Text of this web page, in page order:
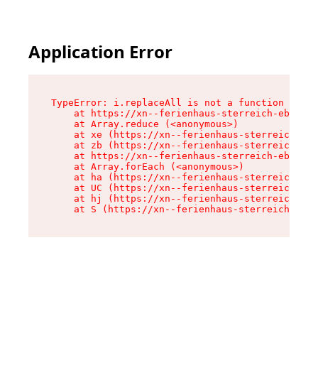
Application Error
TypeError: i.replaceAll is not a function
at https://xn--ferienhaus-sterreich-
    at Array.reduce (<anonymous>)
at xe (https://xn--ferienhaus-sterreich-
at zb (https://xn--ferienhaus-sterreich-
at https://xn--ferienhaus-sterreich-
    at Array.forEach (<anonymous>)
at ha (https://xn--ferienhaus-sterreich-
at UC (https://xn--ferienhaus-sterreich-
at hj (https://xn--ferienhaus-sterreich-
at S (https://xn--ferienhaus-sterreich-